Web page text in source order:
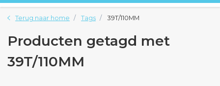
Terug naar home Tags 39T/110MM
Producten getagd met
39T/110MM